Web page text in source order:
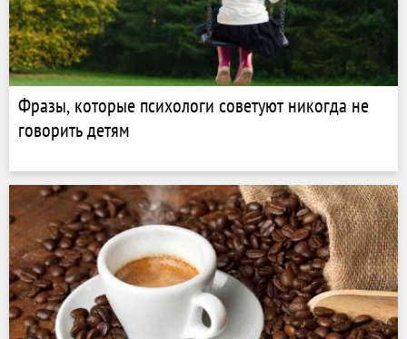
Фразы, которые психологи советуют никогда не
говорить детям